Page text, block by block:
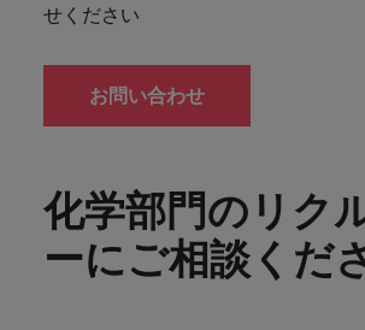
せください
お問い合わせ
化学部門のリク
ーにご相談くだ